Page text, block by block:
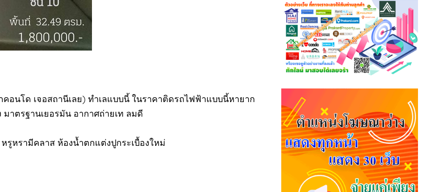
นโด เจอสถานีเลย) ทำเลแบบนี้ ในราคาติดรถไฟฟ้าแบบนี้หายาก
าตรฐานเยอรมัน อากาศถ่ายเท ลมดี
รูหรามีคลาส ห้องน้ำตกแต่งปูกระเบื้องใหม่